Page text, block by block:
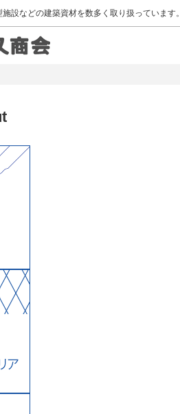
設などの建築資材を数多く取り扱っています。